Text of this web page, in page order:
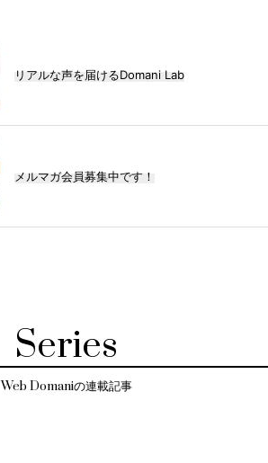
リアルな声を届けるDomani Lab
メルマガ会員募集中です！
Series
Web Domaniの連載記事